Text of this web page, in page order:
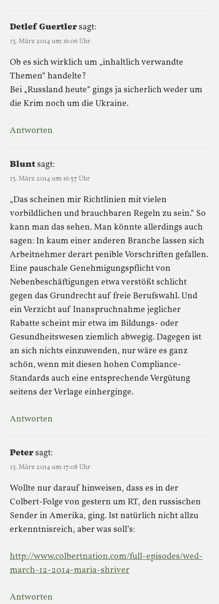
Detlef Guertlersagt:
13. März 2014 um 16:06 Uhr
Ob es sich wirklich um „inhaltlich verwandte
Themen“ handelte?
Bei „Russland heute“ gings ja sicherlich weder um
die Krim noch um die Ukraine.
Antworten
Bluntsagt:
13. März 2014 um 16:57 Uhr
„Das scheinen mir Richtlinien mit vielen
vorbildlichen und brauchbaren Regeln zu sein.“ So
kann man das sehen. Man könnte allerdings auch
sagen: In kaum einer anderen Branche lassen sich
Arbeitnehmer derart penible Vorschriften gefallen.
Eine pauschale Genehmigungspflicht von
Nebenbeschäftigungen etwa verstößt schlicht
gegen das Grundrecht auf freie Berufswahl. Und
ein Verzicht auf Inanspruchnahme jeglicher
Rabatte scheint mir etwa im Bildungs- oder
Gesundheitswesen ziemlich abwegig. Dagegen ist
an sich nichts einzuwenden, nur wäre es ganz
schön, wenn mit diesen hohen Compliance-
Standards auch eine entsprechende Vergütung
seitens der Verlage einherginge.
Antworten
Petersagt:
13. März 2014 um 17:08 Uhr
Wollte nur darauf hinweisen, dass es in der
Colbert-Folge von gestern um RT, den russischen
Sender in Amerika, ging. Ist natürlich nicht allzu
erkenntnisreich, aber was soll’s:
http://www.colbertnation.com/full-episodes/wed-
march-12-2014-maria-shriver
Antworten